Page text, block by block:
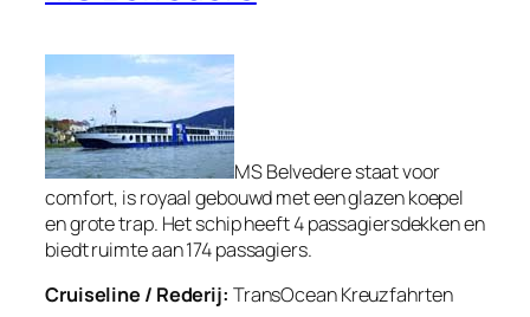
MS Belvedere staat voor
comfort, is royaal gebouwd met een glazen koepel
en grote trap. Het schip heeft 4 passagiersdekken en
biedt ruimte aan 174 passagiers.
Cruiseline / Rederij: TransOcean Kreuzfahrten